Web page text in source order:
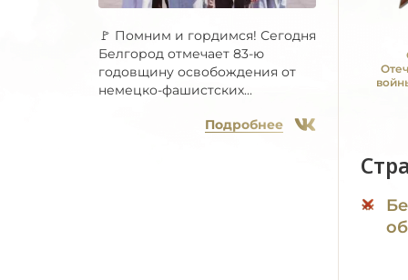
🚩 Помним и гордимся! Сегодня
Белгород отмечает 83-ю
годовщину освобождения от
немецко-фашистских...
Подробнее